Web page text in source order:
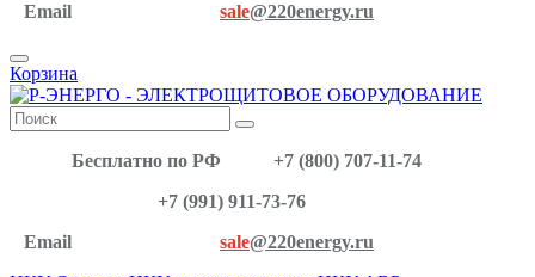
Email
sale@220energy.ru
Корзина
Бесплатно по РФ
+7 (800) 707-11-74
+7 (991) 911-73-76
Email
sale@220energy.ru